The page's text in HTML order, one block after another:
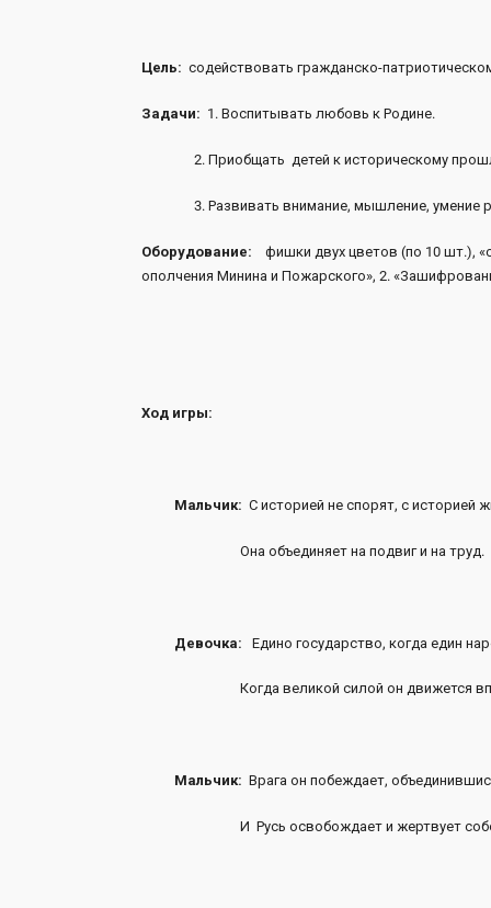
Цель: содействовать гражданско-
Задачи: 1. Воспитывать любовь к Родине.
2. Приобщать детей к историческому
3. Развивать внимание, мышление, умение
Оборудование: фишки двух цветов (по 10 шт.),
ополчения Минина и Пожарского», 2.
Ход игры:
Мальчик: С историей не спорят, с историей
Она объединяет на подвиг и на труд.
Девочка: Едино государство, когда един
Когда великой силой он движется
Мальчик: Врага он побеждает,
И Русь освобождает и жертвует